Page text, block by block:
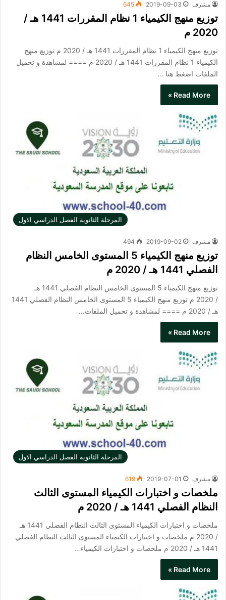
مشرف 2019-09-03
645
توزيع منهج الكيمياء 1 نظام المقررات 1441 هـ /
2020 م
توزيع منهج الكيمياء 1 نظام المقررات 1441 هـ / 2020 م توزيع منهج
الكيمياء 1 نظام المقررات 1441 هـ / 2020 م ==== لمشاهدة و تحميل
الملفات اضغط هنا …
Read More »
المرحلة الثانوية الفصل الدراسي الاول
مشرف 2019-09-02
494
توزيع منهج الكيمياء 5 المستوى الخامس النظام
الفصلي 1441 هـ / 2020 م
توزيع منهج الكيمياء 5 المستوى الخامس النظام الفصلي 1441 هـ
/ 2020 م توزيع منهج الكيمياء 5 المستوى الخامس النظام الفصلي 1441
هـ / 2020 م ==== لمشاهدة و تحميل الملفات…
Read More »
المرحلة الثانوية الفصل الدراسي الاول
مشرف 2019-07-01
619
ملخصات و اختبارات الكيمياء المستوى الثالث
النظام الفصلي 1441 هـ / 2020 م
ملخصات و اختبارات الكيمياء المستوى الثالث النظام الفصلي 1441 هـ
/ 2020 م ملخصات و اختبارات الكيمياء المستوى الثالث النظام الفصلي
1441 هـ / 2020 م ملخصات و اختبارات الكيمياء…
Read More »